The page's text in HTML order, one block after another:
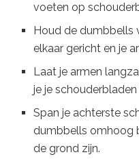
voeten op
Houd de dumbbells
elkaar gericht en je
Laat je armen
je je
Span je achterste
dumbbells omhoog
de grond zijn.